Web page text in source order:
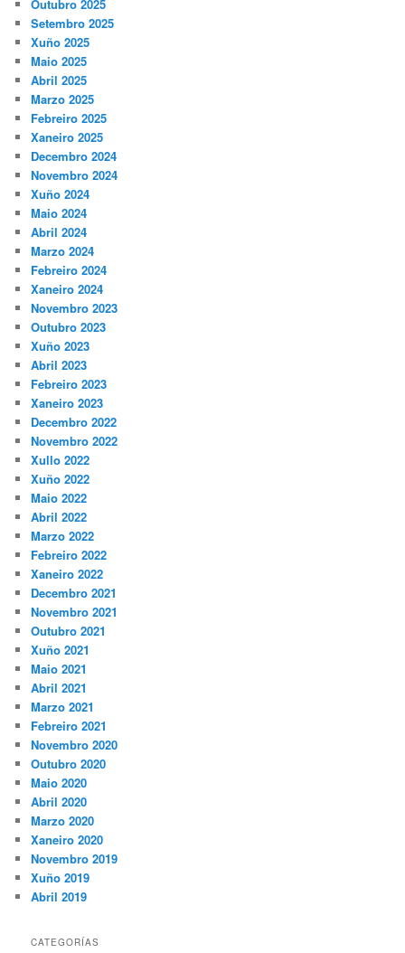
Outubro 2025
Setembro 2025
Xuño 2025
Maio 2025
Abril 2025
Marzo 2025
Febreiro 2025
Xaneiro 2025
Decembro 2024
Novembro 2024
Xuño 2024
Maio 2024
Abril 2024
Marzo 2024
Febreiro 2024
Xaneiro 2024
Novembro 2023
Outubro 2023
Xuño 2023
Abril 2023
Febreiro 2023
Xaneiro 2023
Decembro 2022
Novembro 2022
Xullo 2022
Xuño 2022
Maio 2022
Abril 2022
Marzo 2022
Febreiro 2022
Xaneiro 2022
Decembro 2021
Novembro 2021
Outubro 2021
Xuño 2021
Maio 2021
Abril 2021
Marzo 2021
Febreiro 2021
Novembro 2020
Outubro 2020
Maio 2020
Abril 2020
Marzo 2020
Xaneiro 2020
Novembro 2019
Xuño 2019
Abril 2019
CATEGORÍAS